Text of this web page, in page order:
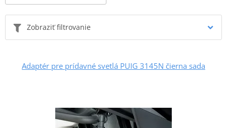
Zobraziť filtrovanie
Adaptér pre prídavné svetlá PUIG 3145N čierna sada